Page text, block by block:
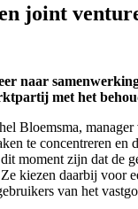
joint
naar
met het
Bloemsma,
te concentreren
moment zijn dat de
kiezen daarbij voor
van het